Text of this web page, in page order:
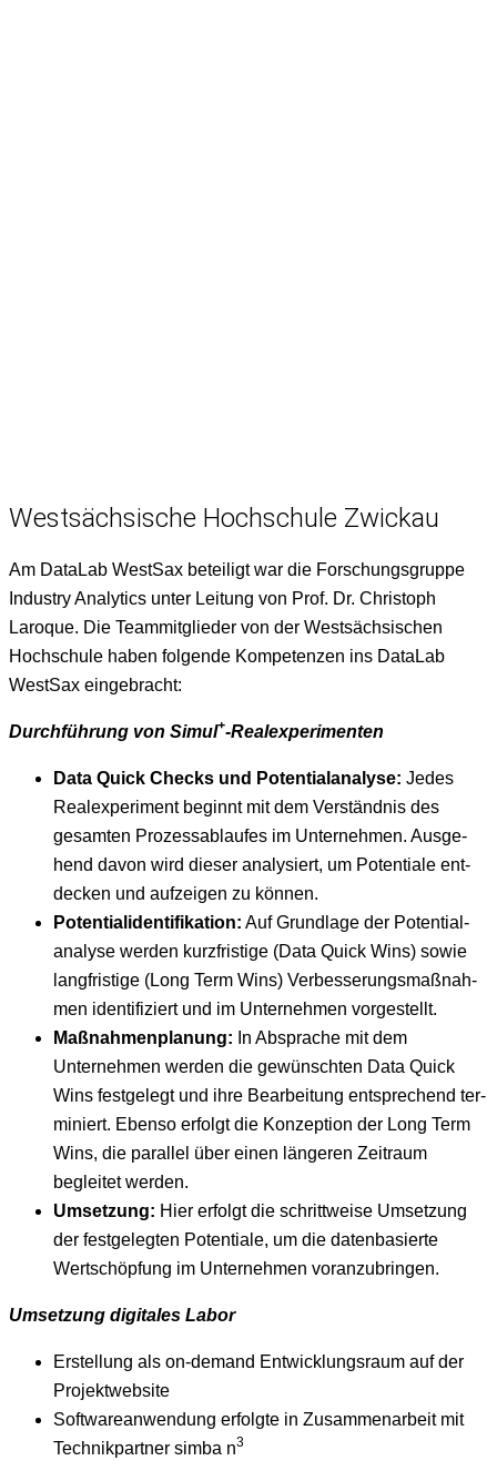
Westsächsische Hochschule Zwickau
Am Data­L­ab West­Sax beteiligt war die Forschungs­gruppe
Indus­try Ana­lyt­ics unter Leitung von Prof. Dr. Christoph
Laroque. Die Team­mit­glieder von der West­säch­sis­chen
Hochschule haben fol­gende Kom­pe­ten­zen ins Data­L­ab
West­Sax eingebracht:
Durch­führung von Simul+-Real­ex­per­i­menten
Data Quick Checks und Poten­tial­analyse: Jedes
Real­ex­per­i­ment begin­nt mit dem Ver­ständ­nis des
gesamten Prozess­ablaufes im Unternehmen. Aus­ge­
hend davon wird dieser analysiert, um Poten­tiale ent­
deck­en und aufzeigen zu können.
Poten­tiali­den­ti­fika­tion: Auf Grund­lage der Poten­tial­
analyse wer­den kurzfristige (Data Quick Wins) sowie
langfristige (Long Term Wins) Verbesserungs­maß­nah­
men iden­ti­fiziert und im Unternehmen vorgestellt.
Maß­nah­men­pla­nung: In Absprache mit dem
Unternehmen wer­den die gewün­scht­en Data Quick
Wins fest­gelegt und ihre Bear­beitung entsprechend ter­
miniert. Eben­so erfol­gt die Konzep­tion der Long Term
Wins, die par­al­lel über einen län­geren Zeitraum
begleit­et werden.
Umset­zung: Hier erfol­gt die schrit­tweise Umset­zung
der fest­gelegten Poten­tiale, um die daten­basierte
Wertschöp­fung im Unternehmen voranzubringen.
Umset­zung dig­i­tales Labor
Erstel­lung als on-demand Entwick­lungsraum auf der
Projektwebsite
Soft­ware­an­wen­dung erfol­gte in Zusam­me­nar­beit mit
Tech­nikpart­ner sim­ba n3